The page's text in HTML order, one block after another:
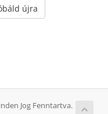
újra
Jog Fenntartva.